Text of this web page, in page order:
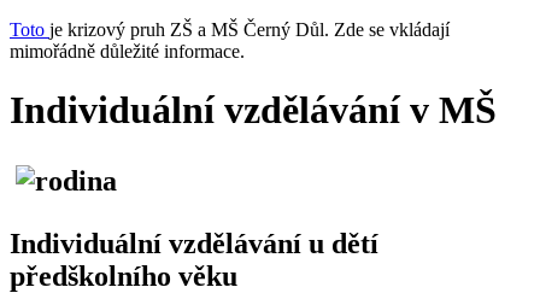
Toto je krizový pruh ZŠ a MŠ Černý Důl. Zde se vkládají
mimořádně důležité informace.
Individuální vzdělávání v MŠ
Individuální vzdělávání u dětí
předškolního věku